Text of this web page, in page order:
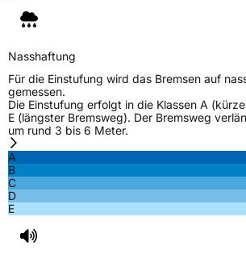
Nasshaftung
Für die Einstufung wird das Bremsen auf
gemessen.
Die Einstufung erfolgt in die Klassen A
E (längster Bremsweg). Der Bremsweg
um rund 3 bis 6 Meter.
A
B
C
D
E